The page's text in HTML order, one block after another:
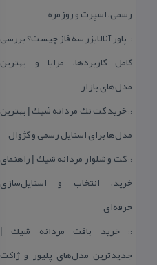
رسمی، اسپرت و روزمره
:: پاور آنالایزر سه فاز چیست؟ بررسی
كامل كاربردها، مزایا و بهترین
مدل‌های بازار
::خرید كت تك مردانه شیك | بهترین
مدل‌ها برای استایل رسمی و كژوال
::كت و شلوار مردانه شیك | راهنمای
خرید، انتخاب و استایل‌سازی
حرفه‌ای
::خرید بافت مردانه شیك |
جدیدترین مدل‌های پلیور و ژاكت